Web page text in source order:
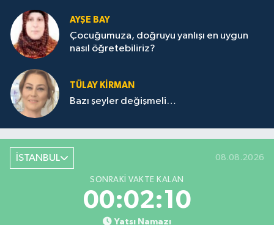
AYŞE BAY
Çocuğumuza, doğruyu yanlışı en uygun
nasıl öğretebiliriz?
TÜLAY KİRMAN
Bazı şeyler değişmeli…
İSTANBUL 08.08.2026
SONRAKI VAKTE KALAN
00:02:10
Yatsı Namazı